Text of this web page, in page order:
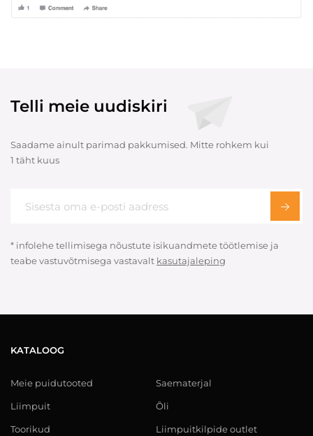
Telli meie uudiskiri
Saadame ainult parimad pakkumised. Mitte rohkem kui
1 täht kuus
* infolehe tellimisega nõustute isikuandmete töötlemise ja
teabe vastuvõtmisega vastavalt kasutajaleping
KATALOOG
Meie puidutooted
Liimpuit
Toorikud
Saematerjal
Õli
Liimpuitkilpide outlet